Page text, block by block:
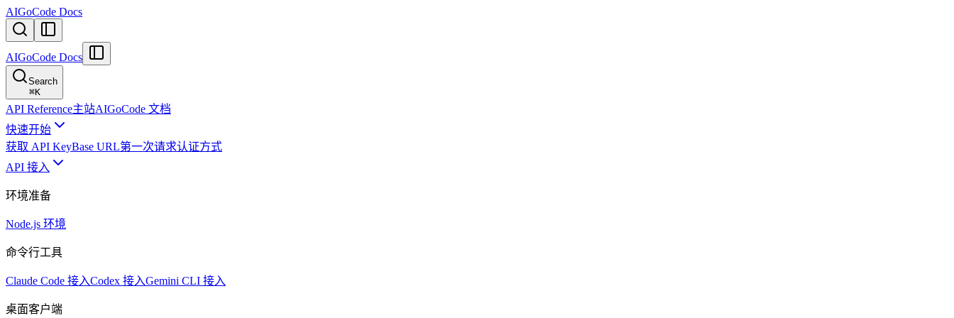
AIGoCode Docs
AIGoCode Docs
Search
⌘K
API Reference主站AIGoCode 文档
快速开始
获取 API KeyBase URL第一次请求认证方式
API 接入
环境准备
Node.js 环境
命令行工具
Claude Code 接入Codex 接入Gemini CLI 接入
桌面客户端